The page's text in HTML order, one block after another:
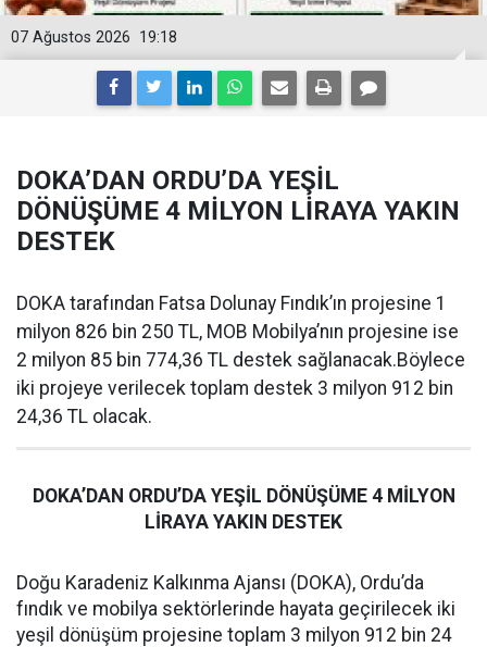
19:18
07 Ağustos 2026
DOKA’DAN ORDU’DA YEŞİL
DÖNÜŞÜME 4 MİLYON LİRAYA YAKIN
DESTEK
DOKA tarafından Fatsa Dolunay Fındık’ın projesine 1
milyon 826 bin 250 TL, MOB Mobilya’nın projesine ise
2 milyon 85 bin 774,36 TL destek sağlanacak.Böylece
iki projeye verilecek toplam destek 3 milyon 912 bin
24,36 TL olacak.
DOKA’DAN ORDU’DA YEŞİL DÖNÜŞÜME 4 MİLYON
LİRAYA YAKIN DESTEK
Doğu Karadeniz Kalkınma Ajansı (DOKA), Ordu’da
fındık ve mobilya sektörlerinde hayata geçirilecek iki
yeşil dönüşüm projesine toplam 3 milyon 912 bin 24